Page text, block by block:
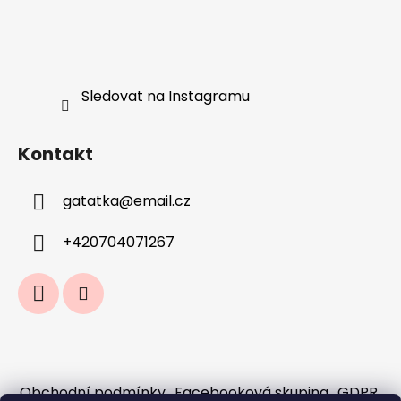
Sledovat na Instagramu
Kontakt
gatatka@email.cz
+420704071267
Obchodní podmínky Facebooková skupina GDPR